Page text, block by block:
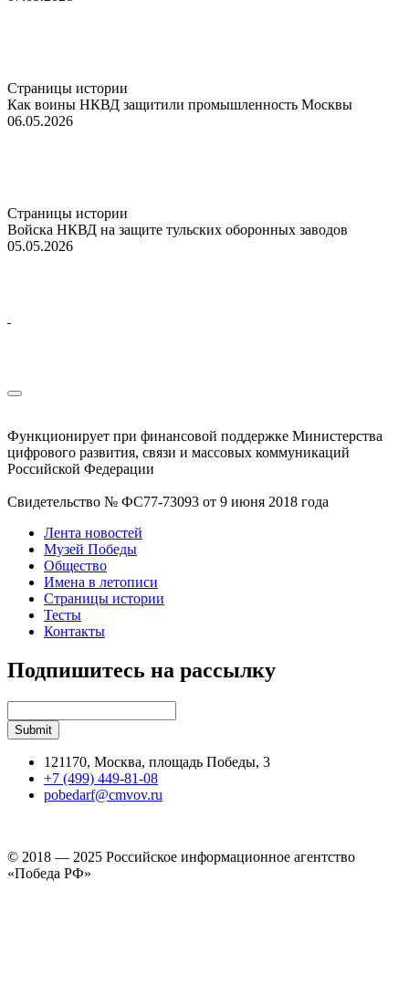
Страницы истории
Как воины НКВД защитили промышленность Москвы
06.05.2026
Страницы истории
Войска НКВД на защите тульских оборонных заводов
05.05.2026
Функционирует при финансовой поддержке Министерства
цифрового развития, связи и массовых коммуникаций
Российской Федерации
Свидетельство № ФС77-73093 от 9 июня 2018 года
Лента новостей
Музей Победы
Общество
Имена в летописи
Страницы истории
Тесты
Контакты
Подпишитесь на рассылку
121170, Москва, площадь Победы, 3
+7 (499) 449-81-08
pobedarf@cmvov.ru
© 2018 — 2025 Российское информационное агентство
«Победа РФ»